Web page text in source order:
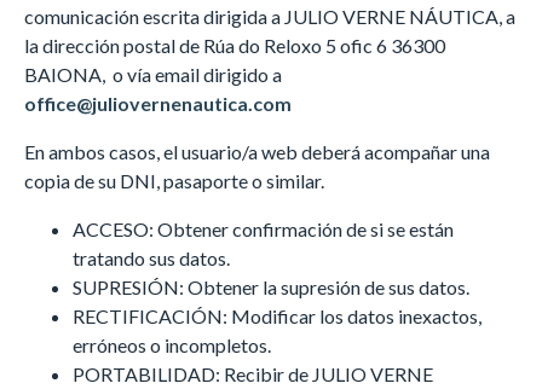
comunicación escrita dirigida a JULIO VERNE NÁUTICA, a
la dirección postal de Rúa do Reloxo 5 ofic 6 36300
BAIONA, o vía email dirigido a
office@juliovernenautica.com
En ambos casos, el usuario/a web deberá acompañar una
copia de su DNI, pasaporte o similar.
ACCESO: Obtener confirmación de si se están
tratando sus datos.
SUPRESIÓN: Obtener la supresión de sus datos.
RECTIFICACIÓN: Modificar los datos inexactos,
erróneos o incompletos.
PORTABILIDAD: Recibir de JULIO VERNE